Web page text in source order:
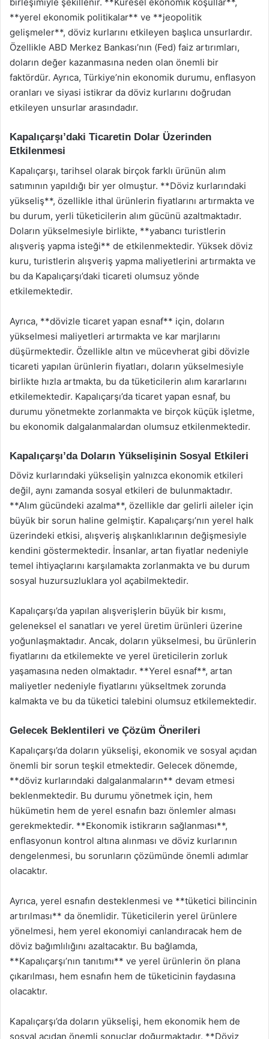
**yerel ekonomik politikalar** ve **jeopolitik
gelişmeler**, döviz kurlarını etkileyen başlıca unsurlardır.
Özellikle ABD Merkez Bankası’nın (Fed) faiz artırımları,
doların değer kazanmasına neden olan önemli bir
faktördür. Ayrıca, Türkiye’nin ekonomik durumu, enflasyon
oranları ve siyasi istikrar da döviz kurlarını doğrudan
etkileyen unsurlar arasındadır.
Kapalıçarşı’daki Ticaretin Dolar Üzerinden
Etkilenmesi
Kapalıçarşı, tarihsel olarak birçok farklı ürünün alım
satımının yapıldığı bir yer olmuştur. **Döviz kurlarındaki
yükseliş**, özellikle ithal ürünlerin fiyatlarını artırmakta ve
bu durum, yerli tüketicilerin alım gücünü azaltmaktadır.
Doların yükselmesiyle birlikte, **yabancı turistlerin
alışveriş yapma isteği** de etkilenmektedir. Yüksek döviz
kuru, turistlerin alışveriş yapma maliyetlerini artırmakta ve
bu da Kapalıçarşı’daki ticareti olumsuz yönde
etkilemektedir.
Ayrıca, **dövizle ticaret yapan esnaf** için, doların
yükselmesi maliyetleri artırmakta ve kar marjlarını
düşürmektedir. Özellikle altın ve mücevherat gibi dövizle
ticareti yapılan ürünlerin fiyatları, doların yükselmesiyle
birlikte hızla artmakta, bu da tüketicilerin alım kararlarını
etkilemektedir. Kapalıçarşı’da ticaret yapan esnaf, bu
durumu yönetmekte zorlanmakta ve birçok küçük işletme,
bu ekonomik dalgalanmalardan olumsuz etkilenmektedir.
Kapalıçarşı’da Doların Yükselişinin Sosyal Etkileri
Döviz kurlarındaki yükselişin yalnızca ekonomik etkileri
değil, aynı zamanda sosyal etkileri de bulunmaktadır.
**Alım gücündeki azalma**, özellikle dar gelirli aileler için
büyük bir sorun haline gelmiştir. Kapalıçarşı’nın yerel halk
üzerindeki etkisi, alışveriş alışkanlıklarının değişmesiyle
kendini göstermektedir. İnsanlar, artan fiyatlar nedeniyle
temel ihtiyaçlarını karşılamakta zorlanmakta ve bu durum
sosyal huzursuzluklara yol açabilmektedir.
Kapalıçarşı’da yapılan alışverişlerin büyük bir kısmı,
geleneksel el sanatları ve yerel üretim ürünleri üzerine
yoğunlaşmaktadır. Ancak, doların yükselmesi, bu ürünlerin
fiyatlarını da etkilemekte ve yerel üreticilerin zorluk
yaşamasına neden olmaktadır. **Yerel esnaf**, artan
maliyetler nedeniyle fiyatlarını yükseltmek zorunda
kalmakta ve bu da tüketici talebini olumsuz etkilemektedir.
Gelecek Beklentileri ve Çözüm Önerileri
Kapalıçarşı’da doların yükselişi, ekonomik ve sosyal açıdan
önemli bir sorun teşkil etmektedir. Gelecek dönemde,
**döviz kurlarındaki dalgalanmaların** devam etmesi
beklenmektedir. Bu durumu yönetmek için, hem
hükümetin hem de yerel esnafın bazı önlemler alması
gerekmektedir. **Ekonomik istikrarın sağlanması**,
enflasyonun kontrol altına alınması ve döviz kurlarının
dengelenmesi, bu sorunların çözümünde önemli adımlar
olacaktır.
Ayrıca, yerel esnafın desteklenmesi ve **tüketici bilincinin
artırılması** da önemlidir. Tüketicilerin yerel ürünlere
yönelmesi, hem yerel ekonomiyi canlandıracak hem de
döviz bağımlılığını azaltacaktır. Bu bağlamda,
**Kapalıçarşı’nın tanıtımı** ve yerel ürünlerin ön plana
çıkarılması, hem esnafın hem de tüketicinin faydasına
olacaktır.
Kapalıçarşı’da doların yükselişi, hem ekonomik hem de
sosyal açıdan önemli sonuçlar doğurmaktadır. **Döviz